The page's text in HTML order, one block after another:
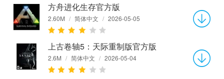
方舟进化生存官方版
2.60M / 简体中文 / 2026-05-05
上古卷轴5：天际重制版官方版
2.6M / 简体中文 / 2026-05-04